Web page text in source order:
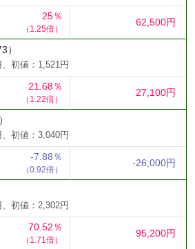
25％
（1.25倍）
62,500円
）
初値：1,521円
21.68％
（1.22倍）
27,100円
初値：3,040円
-7.88％
（0.92倍）
-26,000円
初値：2,302円
70.52％
（1.71倍）
95,200円